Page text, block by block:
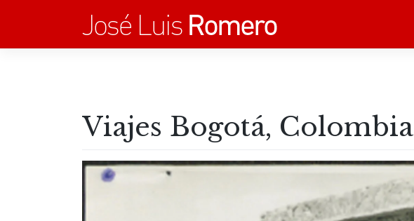
Viajes Bogotá, Colombia